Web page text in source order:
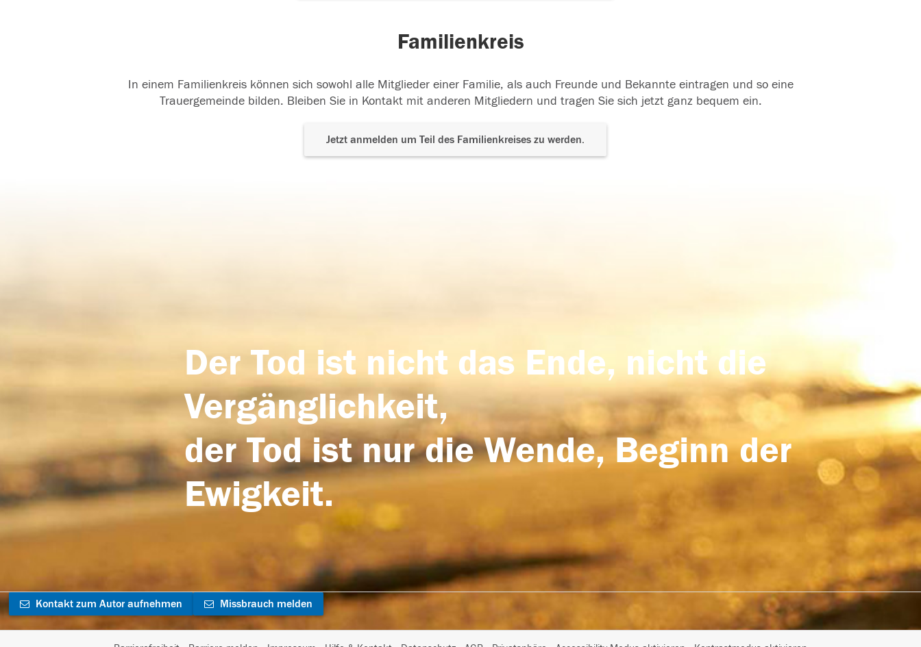
Familienkreis
In einem Familienkreis können sich sowohl alle Mitglieder einer Familie, als auch Freunde und Bekannte eintragen und so eine
Trauergemeinde bilden. Bleiben Sie in Kontakt mit anderen Mitgliedern und tragen Sie sich jetzt ganz bequem ein.
Jetzt anmelden um Teil des Familienkreises zu werden.
Der Tod ist nicht das Ende, nicht die
Vergänglichkeit,
der Tod ist nur die Wende, Beginn der
Ewigkeit.
Kontakt zum Autor aufnehmen Missbrauch melden